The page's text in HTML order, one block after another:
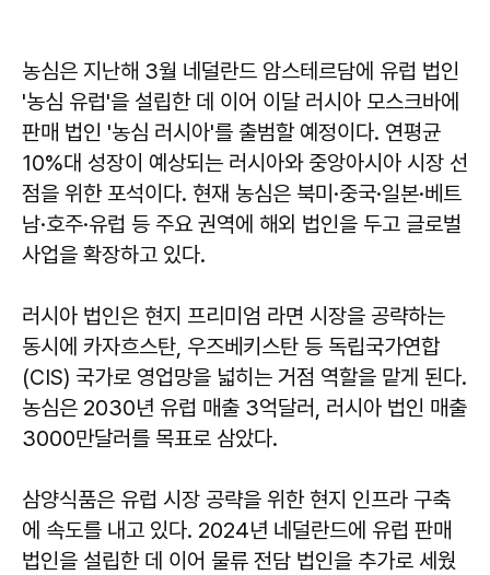
농심은 지난해 3월 네덜란드 암스테르담에 유럽 법인
'농심 유럽'을 설립한 데 이어 이달 러시아 모스크바에
판매 법인 '농심 러시아'를 출범할 예정이다. 연평균
10%대 성장이 예상되는 러시아와 중앙아시아 시장 선
점을 위한 포석이다. 현재 농심은 북미·중국·일본·베트
남·호주·유럽 등 주요 권역에 해외 법인을 두고 글로벌
사업을 확장하고 있다.
러시아 법인은 현지 프리미엄 라면 시장을 공략하는
동시에 카자흐스탄, 우즈베키스탄 등 독립국가연합
(CIS) 국가로 영업망을 넓히는 거점 역할을 맡게 된다.
농심은 2030년 유럽 매출 3억달러, 러시아 법인 매출
3000만달러를 목표로 삼았다.
삼양식품은 유럽 시장 공략을 위한 현지 인프라 구축
에 속도를 내고 있다. 2024년 네덜란드에 유럽 판매
법인을 설립한 데 이어 물류 전담 법인을 추가로 세웠